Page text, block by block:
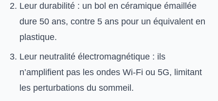
Leur durabilité : un bol en céramique émaillée
dure 50 ans, contre 5 ans pour un équivalent en
plastique.
Leur neutralité électromagnétique : ils
n’amplifient pas les ondes Wi-Fi ou 5G, limitant
les perturbations du sommeil.